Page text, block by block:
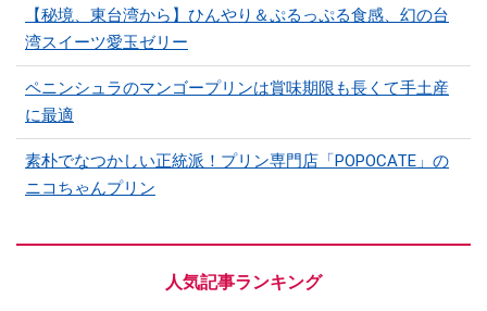
【秘境、東台湾から】ひんやり＆ぷるっぷる食感、幻の台
湾スイーツ愛玉ゼリー
ペニンシュラのマンゴープリンは賞味期限も長くて手土産
に最適
素朴でなつかしい正統派！プリン専門店「POPOCATE」の
ニコちゃんプリン